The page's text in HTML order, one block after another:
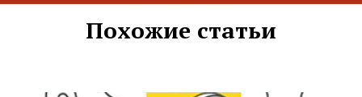
l
o
s
a
g
r
Похожие статьи